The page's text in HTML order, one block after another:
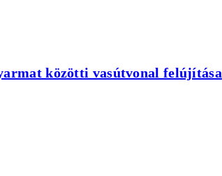
közötti vasútvonal felújítása